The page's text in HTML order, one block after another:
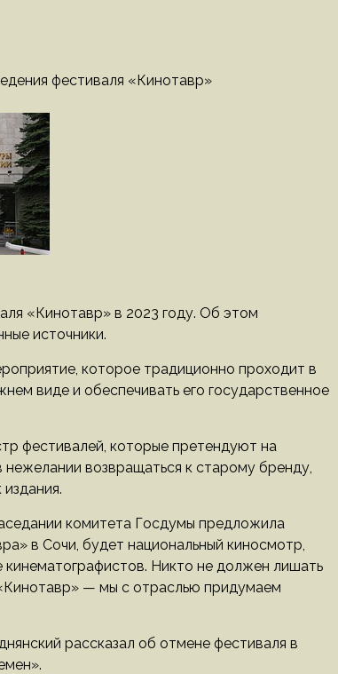
фестиваля «Кинотавр»
«Кинотавр» в 2023 году. Об этом
источники.
которое традиционно проходит в
виде и обеспечивать его государственное
фестивалей, которые претендуют на
возвращаться к старому бренду,
комитета Госдумы предложила
в Сочи, будет национальный киносмотр,
Никто не должен лишать
— мы с отраслью придумаем
рассказал об отмене фестиваля в